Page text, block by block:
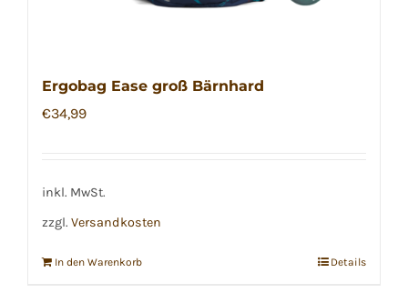
Ergobag Ease groß Bärnhard
€34,99
inkl. MwSt.
zzgl. Versandkosten
In den Warenkorb Details